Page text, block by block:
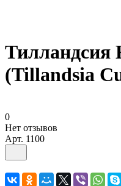
(Tillandsia
0
Нет отзывов
Арт. 1100